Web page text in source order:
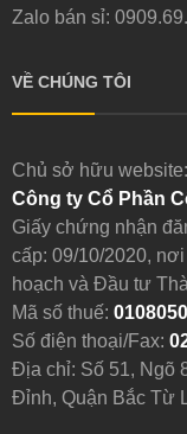
Zalo bán sỉ:
VỀ CHÚNG TÔI
Chủ sở hữu website:
Công ty Cổ Phần
Giấy chứng nhận
cấp: 09/10/2020,
hoạch và Đầu tư
Mã số thuế:
Số điện thoại/Fax:
Địa chỉ: Số 51, Ngõ
Đỉnh, Quận Bắc Từ